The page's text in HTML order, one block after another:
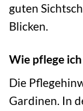
guten
Blicken.
Wie pflege
Die
Gardinen. In